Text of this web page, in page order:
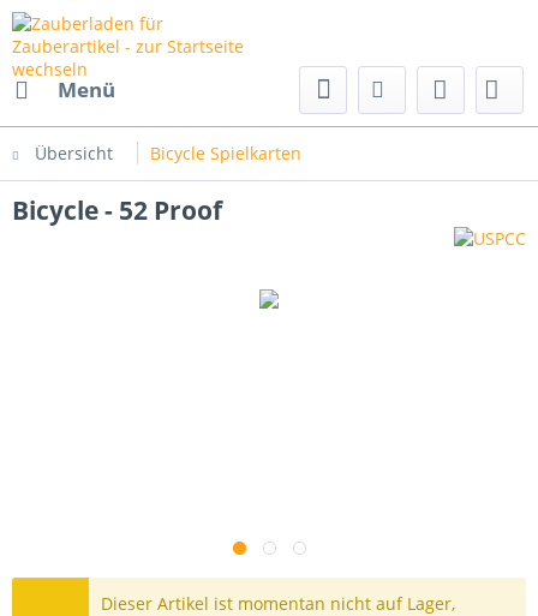
Menü
Übersicht Bicycle Spielkarten
Bicycle - 52 Proof
Dieser Artikel ist momentan nicht auf Lager,